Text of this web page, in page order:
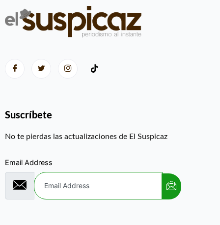
Suscríbete
No te pierdas las actualizaciones de El Suspicaz
Email Address